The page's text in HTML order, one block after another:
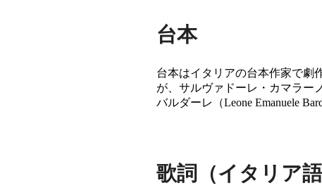
台本
台本はイタリアの台本作家で劇
が、サルヴァドーレ・カマラー
バルダーレ（Leone Emanuele
歌詞（イタリア語